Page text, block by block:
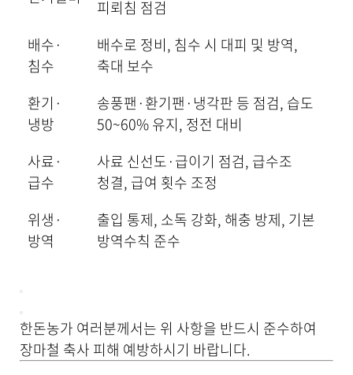
피뢰침 점검
배수·
침수
배수로 정비, 침수 시 대피 및 방역,
축대 보수
환기·
냉방
송풍팬·환기팬·냉각판 등 점검, 습도
50~60% 유지, 정전 대비
사료·
급수
사료 신선도·급이기 점검, 급수조
청결, 급여 횟수 조정
위생·
방역
출입 통제, 소독 강화, 해충 방제, 기본
방역수칙 준수
한돈농가 여러분께서는 위 사항을 반드시 준수하여
장마철 축사 피해 예방하시기 바랍니다.